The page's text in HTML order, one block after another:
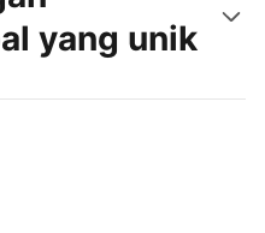
yang unik